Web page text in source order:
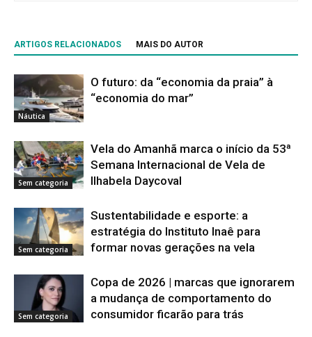
ARTIGOS RELACIONADOS MAIS DO AUTOR
Náutica
O futuro: da “economia da praia” à
“economia do mar”
Sem categoria
Vela do Amanhã marca o início da 53ª
Semana Internacional de Vela de
Ilhabela Daycoval
Sem categoria
Sustentabilidade e esporte: a
estratégia do Instituto Inaê para
formar novas gerações na vela
Sem categoria
Copa de 2026 | marcas que ignorarem
a mudança de comportamento do
consumidor ficarão para trás